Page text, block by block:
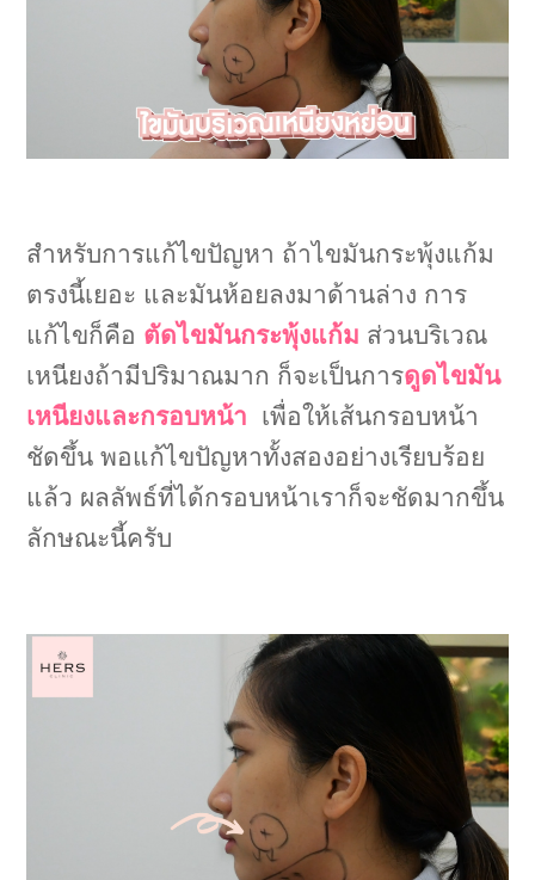
สำหรับการแก้ไขปัญหา ถ้าไขมันกระพุ้งแก้ม
ตรงนี้เยอะ และมันห้อยลงมาด้านล่าง การ
แก้ไขก็คือ ตัดไขมันกระพุ้งแก้ม ส่วนบริเวณ
เหนียงถ้ามีปริมาณมาก ก็จะเป็นการดูดไขมัน
เหนียงและกรอบหน้า
เพื่อให้เส้นกรอบหน้า
ชัดขึ้น พอแก้ไขปัญหาทั้งสองอย่างเรียบร้อย
แล้ว ผลลัพธ์ที่ได้กรอบหน้าเราก็จะชัดมากขึ้น
ลักษณะนี้ครับ